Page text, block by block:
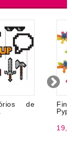
de
Fini